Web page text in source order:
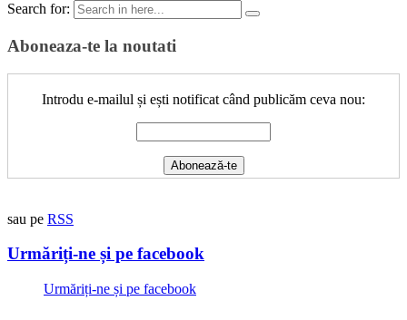
Search for:
Aboneaza-te la noutati
Introdu e-mailul și ești notificat când publicăm ceva nou:
sau pe RSS
Urmăriți-ne și pe facebook
Urmăriți-ne și pe facebook